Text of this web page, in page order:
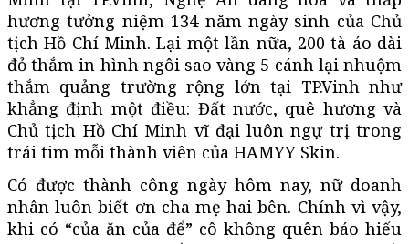
hương tưởng niệm 134 năm ngày sinh của Chủ
tịch Hồ Chí Minh. Lại một lần nữa, 200 tà áo dài
đỏ thắm in hình ngôi sao vàng 5 cánh lại nhuộm
thắm quảng trường rộng lớn tại TP.Vinh như
khẳng định một điều: Đất nước, quê hương và
Chủ tịch Hồ Chí Minh vĩ đại luôn ngự trị trong
trái tim mỗi thành viên của HAMYY Skin.
Có được thành công ngày hôm nay, nữ doanh
nhân luôn biết ơn cha mẹ hai bên. Chính vì vậy,
khi có “của ăn của để” cô không quên báo hiếu